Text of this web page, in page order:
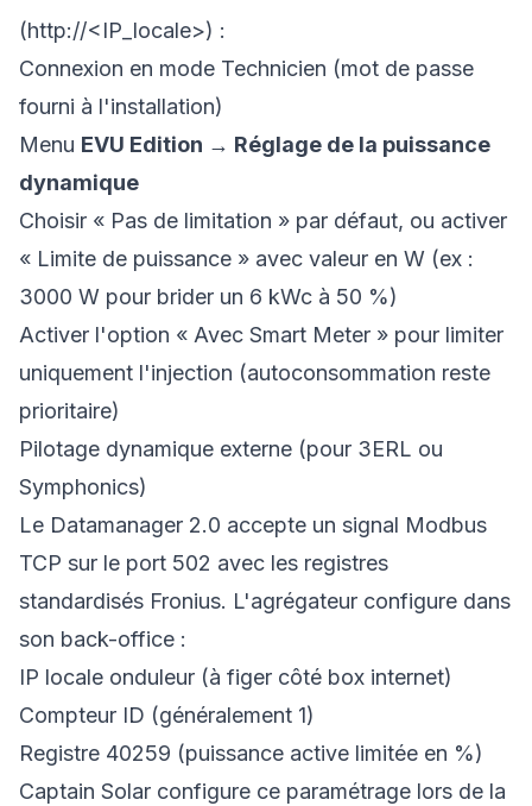
(http://<IP_locale>) :
Connexion en mode Technicien (mot de passe
fourni à l'installation)
Menu EVU Edition → Réglage de la puissance
dynamique
Choisir « Pas de limitation » par défaut, ou activer
« Limite de puissance » avec valeur en W (ex :
3000 W pour brider un 6 kWc à 50 %)
Activer l'option « Avec Smart Meter » pour limiter
uniquement l'injection (autoconsommation reste
prioritaire)
Pilotage dynamique externe (pour 3ERL ou
Symphonics)
Le Datamanager 2.0 accepte un signal Modbus
TCP sur le port 502 avec les registres
standardisés Fronius. L'agrégateur configure dans
son back-office :
IP locale onduleur (à figer côté box internet)
Compteur ID (généralement 1)
Registre 40259 (puissance active limitée en %)
Captain Solar configure ce paramétrage lors de la